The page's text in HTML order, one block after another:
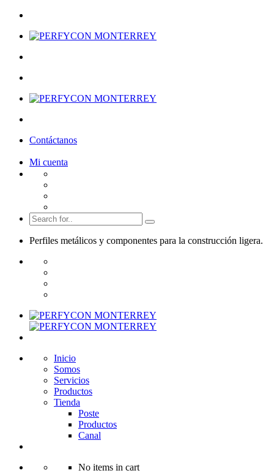
Contáctanos
Mi cuenta
Perfiles metálicos y componentes para la construcción ligera.
Inicio
Somos
Servicios
Productos
Tienda
Poste
Productos
Canal
No items in cart